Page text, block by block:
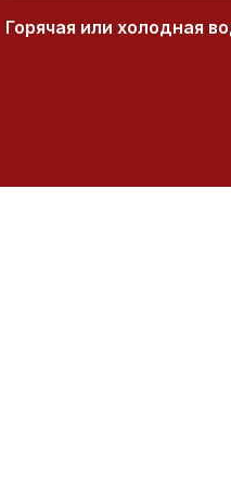
Горячая или холодная